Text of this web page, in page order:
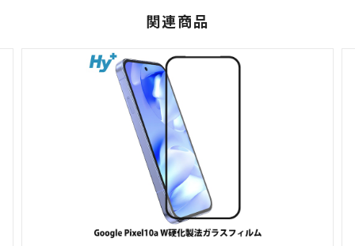
関連商品